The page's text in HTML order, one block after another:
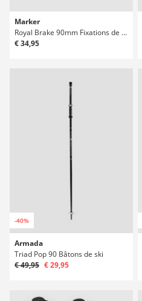
Marker
Royal Brake 90mm Fixations de ski
€ 34,95
-40%
Armada
Triad Pop 90 Bâtons de ski
€ 49,95 € 29,95